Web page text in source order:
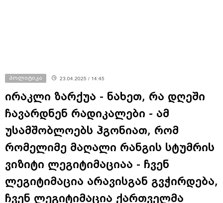
პოლიტიკა 23.04.2025 / 14:45
ირაკლი ზარქუა - ნახეთ, რა დღეში
ჩავარდნენ რადიკალები - ამ
უსამშობლოებს ჰგონიათ, რომ
რომელიმე მაღალი რანგის სტუმრის
ვიზიტი ლეგიტიმაციაა - ჩვენ
ლეგიტიმაცია არავისგან გვჭირდება,
ჩვენ ლეგიტიმაცია ქართველმა